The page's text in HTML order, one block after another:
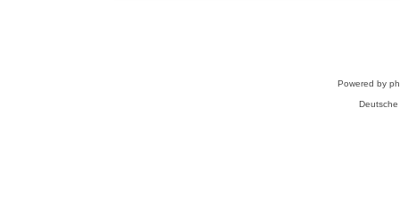
Powered by